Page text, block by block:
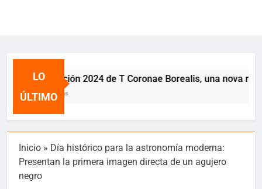
LO
ÚLTIMO
La erupción 2024 de T Coronae Borealis, una nova
2 años atrás
Inicio » Día histórico para la astronomía moderna:
Presentan la primera imagen directa de un agujero
negro